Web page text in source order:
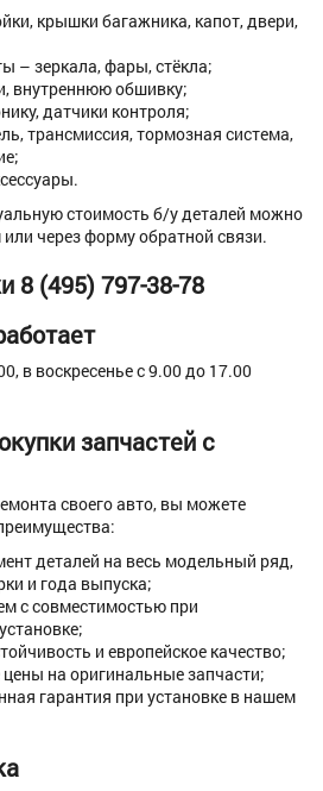
крышки багажника, капот, двери,
– зеркала, фары, стёкла;
внутреннюю обшивку;
датчики контроля;
трансмиссия, тормозная система,
стоимость б/у деталей можно
через форму обратной связи.
8 (495) 797-38-78
в воскресенье с 9.00 до 17.00
запчастей с
своего авто, вы можете
деталей на весь модельный ряд,
и года выпуска;
с совместимостью при
и европейское качество;
на оригинальные запчасти;
гарантия при установке в нашем